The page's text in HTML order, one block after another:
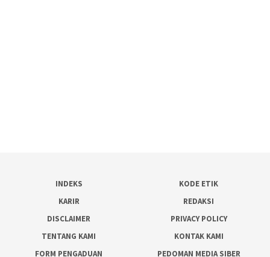
INDEKS
KODE ETIK
KARIR
REDAKSI
DISCLAIMER
PRIVACY POLICY
TENTANG KAMI
KONTAK KAMI
FORM PENGADUAN
PEDOMAN MEDIA SIBER